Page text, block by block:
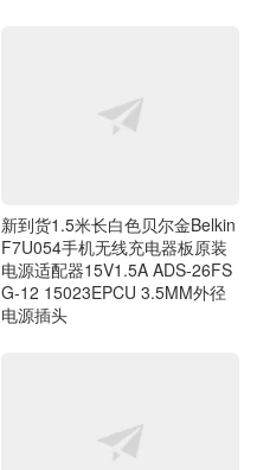
新到货1.5米长白色贝尔金Belkin
F7U054手机无线充电器板原装
电源适配器15V1.5A ADS-26FS
G-12 15023EPCU 3.5MM外径
电源插头